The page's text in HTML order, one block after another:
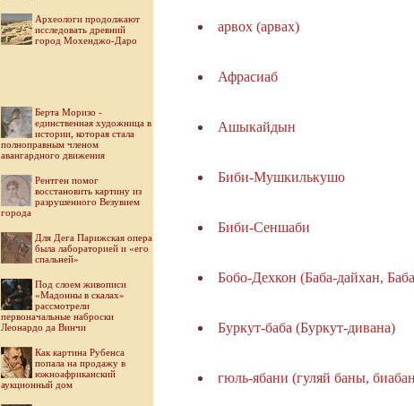
Археологи продолжают
исследовать древний
город Мохенджо-Даро
Берта Моризо -
единственная художница в
истории, которая стала
полноправным членом
авангардного движения
Рентген помог
восстановить картину из
разрушенного Везувием
города
Для Дега Парижская опера
была лабораторией и «его
спальней»
Под слоем живописи
«Мадонны в скалах»
рассмотрели
первоначальные наброски
Леонардо да Винчи
Как картина Рубенса
попала на продажу в
южноафриканский
аукционный дом
арвох (арвах)
Афрасиаб
Ашыкайдын
Биби-Мушкилькушо
Биби-Сеншаби
Бобо-Дехкон (Баба-дайхан,
Буркут-баба (Буркут-дивана)
гюль-ябани (гуляй баны,